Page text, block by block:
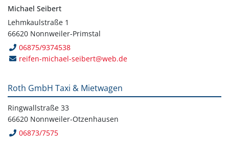
Michael Seibert
Lehmkaulstraße 1
66620 Nonnweiler-Primstal
06875/9374538
reifen-michael-seibert@web.de
Roth GmbH Taxi & Mietwagen
Ringwallstraße 33
66620 Nonnweiler-Otzenhausen
06873/7575